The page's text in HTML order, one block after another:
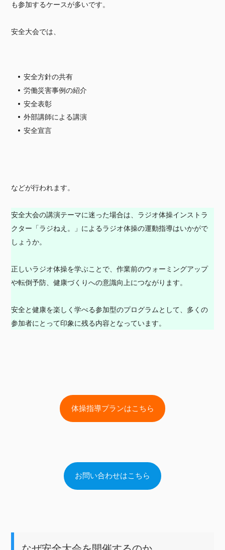
も参加するケースが多いです。
安全大会では、
安全方針の共有
労働災害事例の紹介
安全表彰
外部講師による講演
安全宣言
などが行われます。
安全大会の講演テーマに迷った場合は、ラジオ体操インストラ
クター「ラジねえ。」によるラジオ体操の運動指導はいかがで
しょうか。
正しいラジオ体操を学ぶことで、作業前のウォーミングアップ
や転倒予防、健康づくりへの意識向上につながります。
安全と健康を楽しく学べる参加型のプログラムとして、多くの
参加者にとって印象に残る内容となっています。
体操指導プランはこちら
お問い合わせはこちら